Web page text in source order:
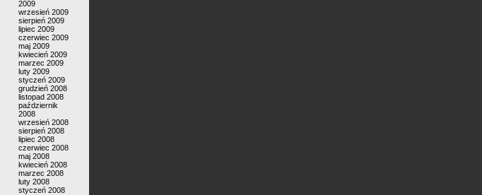
2009
wrzesień 2009
sierpień 2009
lipiec 2009
czerwiec 2009
maj 2009
kwiecień 2009
marzec 2009
luty 2009
styczeń 2009
grudzień 2008
listopad 2008
październik
2008
wrzesień 2008
sierpień 2008
lipiec 2008
czerwiec 2008
maj 2008
kwiecień 2008
marzec 2008
luty 2008
styczeń 2008